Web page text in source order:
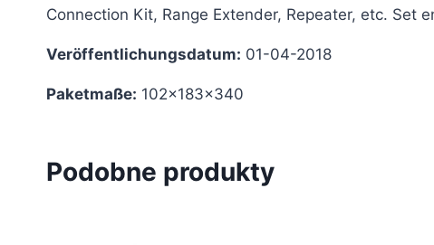
Connection Kit, Range Extender, Repeater, etc. Set
Veröffentlichungsdatum: 01-04-2018
Paketmaße: 102x183x340
Podobne produkty